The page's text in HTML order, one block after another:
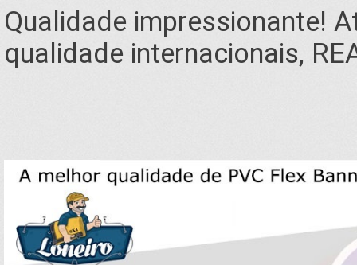
Qualidade impressionante!
qualidade internacionais,